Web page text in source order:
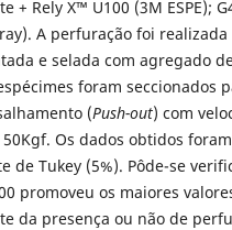
+ Rely X™ U100 (3M ESPE);
A perfuração foi
e selada com agregado
foram seccionados
(Push-out) com
Os dados obtidos
de Tukey (5%). Pôde-se
promoveu os maiores
da presença ou não de